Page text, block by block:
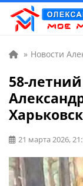
» Новости
58-
21 марта 2026,